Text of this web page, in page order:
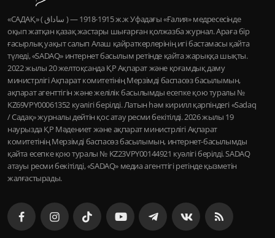
«САДАҚ» ( ساداق ) — 1915-1918 ж.ж Уфадағы «Ғалия» медресесінде
оқып жатқан қазақ жастары шығарған қолжазба журнал. Араға бір
ғасырлық уақыт салып Алаш қайраткерлерінің игі бастамасы қайта
түледі, «SADAQ» интернет басылым ретінде қайта жарыққа шықты.
2022 жылы 20 желтоқсанда ҚР Ақпарат және қоғамдық даму
министрлігі Ақпарат комитетінің Мерзімді баспасөз басылымын,
ақпарат агенттігін және желілік басылымды есепке қою туралы №
KZ69VPY00061352 куәлігі берілді. Латын һәм кирилл қарпіндегі «Sadaq
/ Садақ» журналы дейтін қос атау ресми бекітілді. 2026 жылы 19
наурызда ҚР Мәдениет және ақпарат министрлігі Ақпарат
комитетінің Мерзімді баспасөз басылымын, интернет-басылымды
қайта есепке қою туралы № KZ23VPY00144921 куәлігі берілді. SADAQ
атауы ресми бекітілді, «SADAQ» медиа агенттігі ретінде қызметін
жалғастырады.